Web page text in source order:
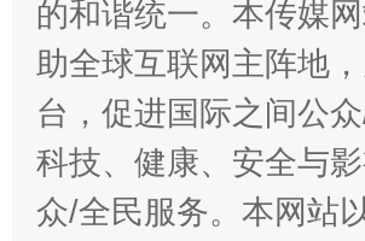
的和谐统一。本传媒
助全球互联网主阵地
台，促进国际之间公
科技、健康、安全与
众/全民服务。本网站